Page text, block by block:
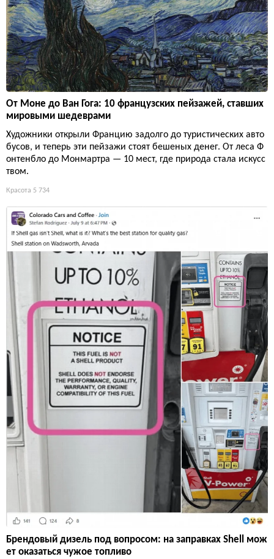
От Моне до Ван Гога: 10 французских пейзажей, ставших
мировыми шедеврами
Художники открыли Францию задолго до туристических авто
бусов, и теперь эти пейзажи стоят бешеных денег. От леса Ф
онтенбло до Монмартра — 10 мест, где природа стала искусс
твом.
Красота 5 734
Брендовый дизель под вопросом: на заправках Shell мож
ет оказаться чужое топливо